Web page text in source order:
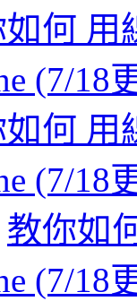
何 用
(7/18
何 用
(7/18
教你如
(7/18